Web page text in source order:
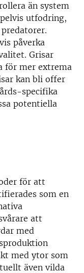
än system
utfodring,
påverka
Grisar
för mer extrema
kan bli offer
specifika
potentiella
för att
som en
att
med
med ytor som
även vilda